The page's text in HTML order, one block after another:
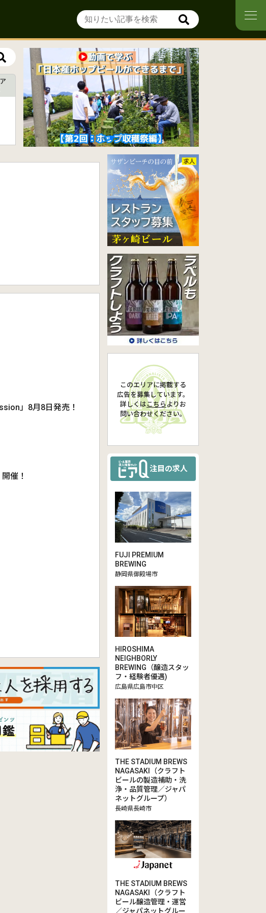
」8月8日発売！
催！
このエリアに掲載する
広告を募集しています。
詳しくは こちらより お
問い合わせください。
注目の求人
FUJI PREMIUM
BREWING
静岡県御殿場市
HIROSHIMA
NEIGHBORLY
BREWING（醸造スタッ
フ・経験者優遇)
広島県広島市中区
THE STADIUM BREWS
NAGASAKI（クラフト
ビールの製造補助・洗
浄・品質管理／ジャパ
ネットグループ）
長崎県長崎市
THE STADIUM BREWS
NAGASAKI（クラフト
ビール醸造管理・運営
／ジャパネットグルー